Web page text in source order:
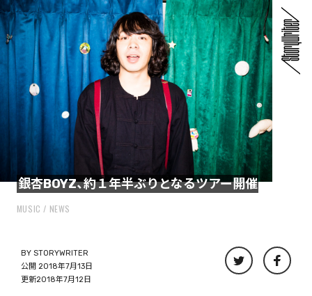
銀杏BOYZ、約１年半ぶりとなるツアー開催
MUSIC NEWS
BY STORYWRITER
公開 2018年7月13日
更新2018年7月12日